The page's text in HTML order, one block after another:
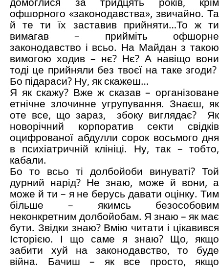
офшорного «законодавства», звичайно. Та
й те ти їх заставив прийняти…То ж ти
вимагав – прийміть офшорне
законодавство і всьо. На Майдан з такою
вимогою ходив – нє? Нє? А навіщо вони
тоді це прийняли без твоєї на таке згоди?
Бо підараси? Ну, як скажеш…
Я як скажу? Вже ж сказав – організоване
етнічне злочинне угрупування. Знаєш, як
оте все, що зараз, збоку виглядає? Як
новорічний корпоратив секти свідків
оцифрованої абдулли сорок восьмого дня
в психіатричній клініці. Ну, так – тобто,
кабали.
Бо то всьо ті долбойоби винуваті? Той
дурний нарід? Не знаю, може й вони, а
може й ти – я не берусь давати оцінку. Тим
більше – якимсь безособовим
неконкретним долбойобам. Я знаю – як має
бути. Звідки знаю? Вмію читати і цікавився
Історією. І що саме я знаю? Що, якщо
забити хуй на законодавство, то буде
війна. Бачиш – як все просто, якщо